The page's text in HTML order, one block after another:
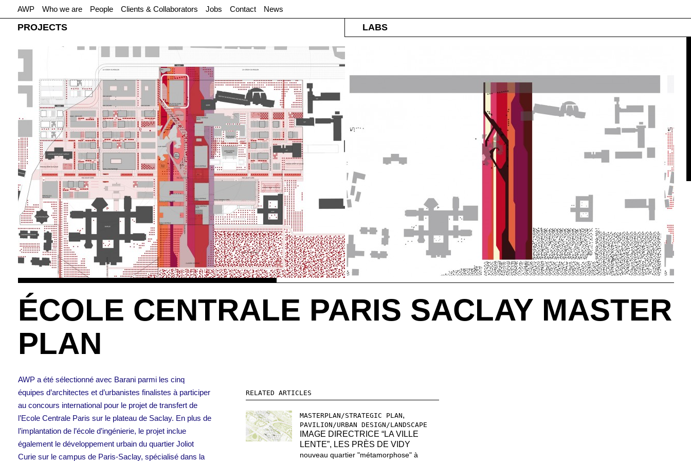
AWP Who we are People Clients & Collaborators Jobs Contact News
PROJECTS LABS
ÉCOLE CENTRALE PARIS SACLAY MASTER
PLAN
AWP a été sélectionné avec Barani parmi les cinq
équipes d’architectes et d’urbanistes finalistes à participer
au concours international pour le projet de transfert de
l’Ecole Centrale Paris sur le plateau de Saclay. En plus de
l’implantation de l’école d’ingénierie, le projet inclue
également le développement urbain du quartier Joliot
Curie sur le campus de Paris-Saclay, spécialisé dans la
RELATED ARTICLES
MASTERPLAN/STRATEGIC PLAN,
PAVILION/URBAN DESIGN/LANDSCAPE
IMAGE DIRECTRICE “LA VILLE
LENTE”, LES PRÈS DE VIDY
nouveau quartier "métamorphose" à